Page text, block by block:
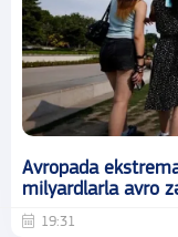
Avropada
milyardlarla avro
19:31